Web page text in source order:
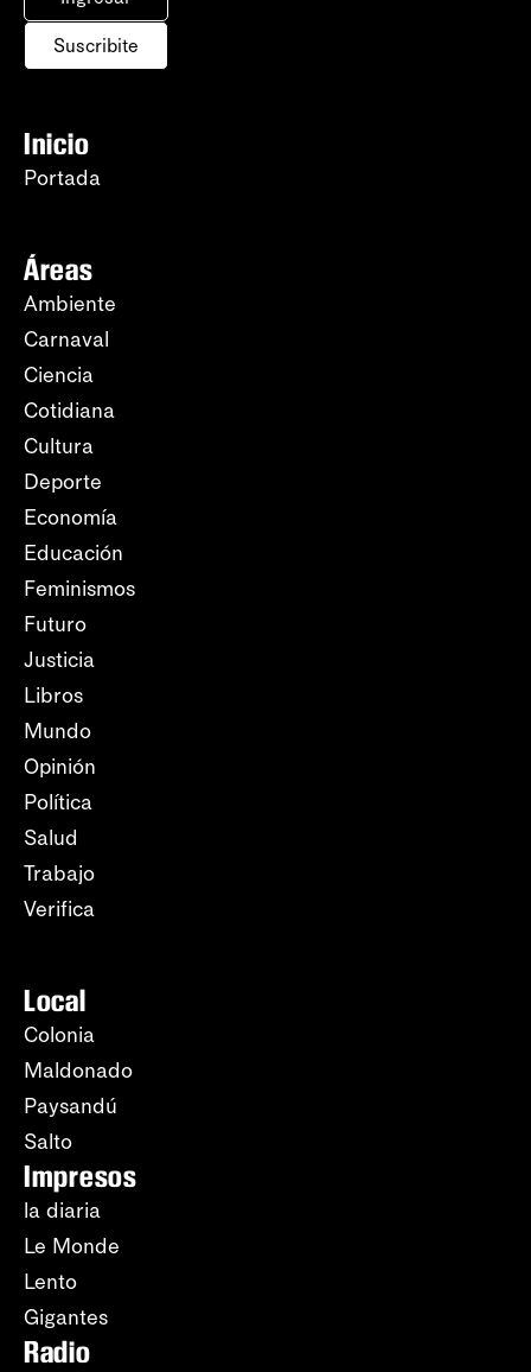
Suscribite
Inicio
Portada
Áreas
Ambiente
Carnaval
Ciencia
Cotidiana
Cultura
Deporte
Economía
Educación
Feminismos
Futuro
Justicia
Libros
Mundo
Opinión
Política
Salud
Trabajo
Verifica
Local
Colonia
Maldonado
Paysandú
Salto
Impresos
la diaria
Le Monde
Lento
Gigantes
Radio